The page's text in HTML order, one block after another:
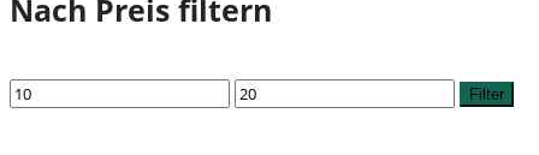
Nach Preis filtern
Min.
Preis
Max.
Preis
Filter